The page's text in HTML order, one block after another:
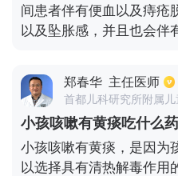
间患者伴有便血以及痔疮
以及坠胀感，并且也会伴
也可以通过塞痔疮栓也是
也可以通过静脉增强剂治
如果口服药物后效果不理
效果是比较显著的。因此
定的。
郑春华 主任医师
首都儿科研究所附属
小孩咳嗽有黄痰吃什么
小孩咳嗽有黄痰，是因为
以选择具有清热解毒作用